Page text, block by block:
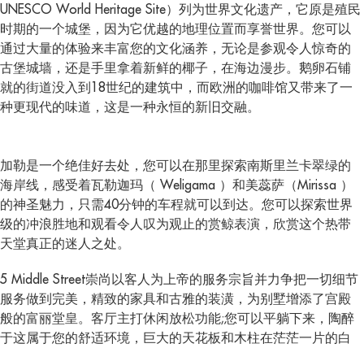
UNESCO World Heritage Site）列为世界文化遗产，它原是殖民
时期的一个城堡，因为它优越的地理位置而享誉世界。您可以
通过大量的体验来丰富您的文化涵养，无论是参观令人惊奇的
古堡城墙，还是手里拿着新鲜的椰子，在海边漫步。鹅卵石铺
就的街道没入到18世纪的建筑中，而欧洲的咖啡馆又带来了一
种更现代的味道，这是一种永恒的新旧交融。
加勒是一个绝佳好去处，您可以在那里探索南斯里兰卡翠绿的
海岸线，感受着瓦勒迦玛（ Weligama ）和美蕊萨（Mirissa ）
的神圣魅力，只需40分钟的车程就可以到达。您可以探索世界
级的冲浪胜地和观看令人叹为观止的赏鲸表演，欣赏这个热带
天堂真正的迷人之处。
5 Middle Street崇尚以客人为上帝的服务宗旨并力争把一切细节
服务做到完美，精致的家具和古雅的装潢，为别墅增添了宫殿
般的富丽堂皇。客厅主打休闲放松功能;您可以平躺下来，陶醉
于这属于您的舒适环境，巨大的天花板和木柱在茫茫一片的白